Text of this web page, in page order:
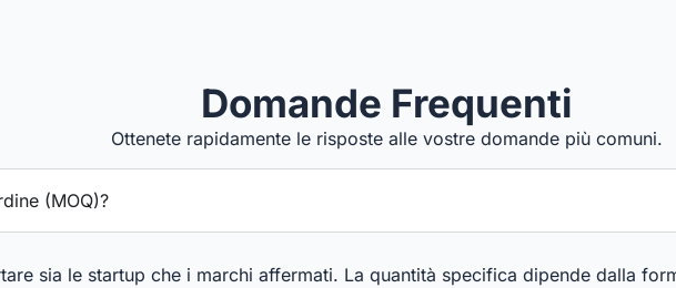
Domande Frequenti
Ottenete rapidamente le risposte alle vostre domande più comuni.
(MOQ)?
sia le startup che i marchi affermati. La quantità specifica dipende dalla